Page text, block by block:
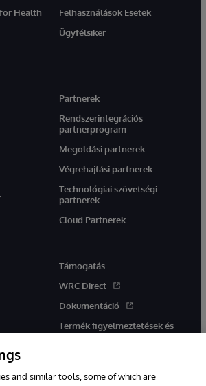
Health
Felhasználások Esetek
Ügyfélsiker
Partnerek
Rendszerintegrációs
partnerprogram
Megoldási partnerek
Végrehajtási partnerek
Technológiai szövetségi
partnerek
Cloud Partnerek
Támogatás
WRC Direct
Dokumentáció
Termék figyelmeztetések és
tanácsok
and similar tools, some of which are